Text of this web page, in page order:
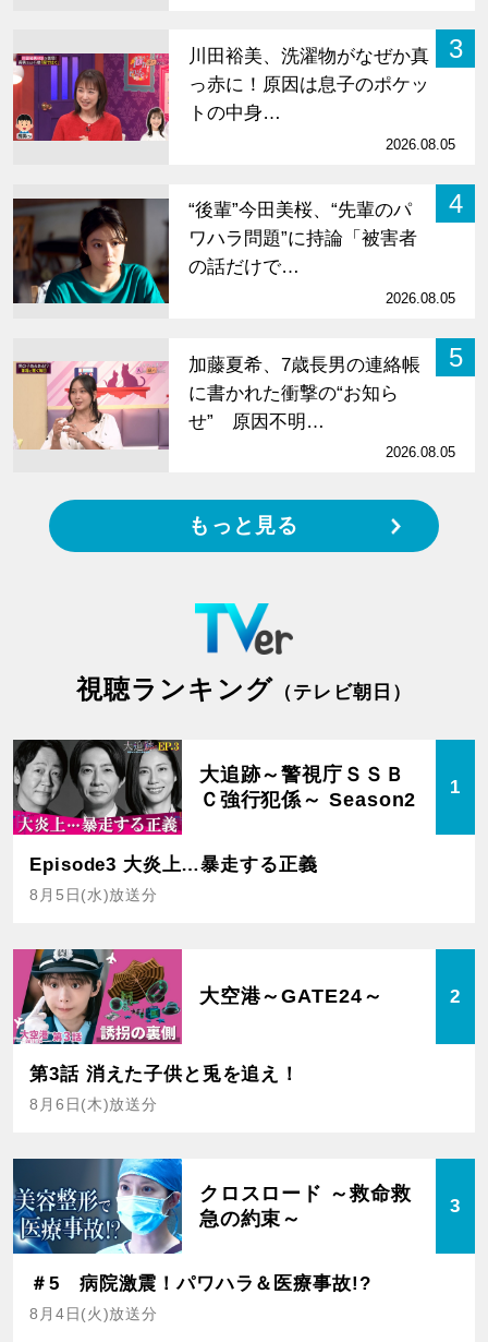
3
川田裕美、洗濯物がなぜか真
っ赤に！原因は息子のポケッ
トの中身…
2026.08.05
4
“後輩”今田美桜、“先輩のパ
ワハラ問題”に持論「被害者
の話だけで…
2026.08.05
5
加藤夏希、7歳長男の連絡帳
に書かれた衝撃の“お知ら
せ” 原因不明…
2026.08.05
もっと見る
視聴ランキング （テレビ朝日）
大追跡～警視庁ＳＳＢ
Ｃ強行犯係～ Season2
1
Episode3 大炎上…暴走する正義
8月5日(水)放送分
大空港～GATE24～ 2
第3話 消えた子供と兎を追え！
8月6日(木)放送分
クロスロード ～救命救
急の約束～
3
＃5 病院激震！パワハラ＆医療事故!?
8月4日(火)放送分